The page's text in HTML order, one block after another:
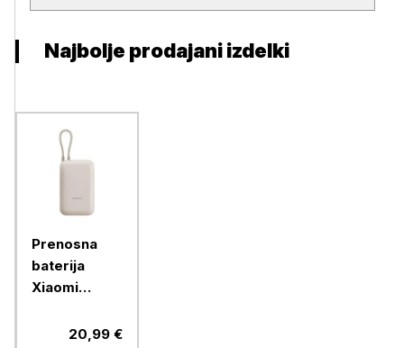
Najbolje prodajani izdelki
Prenosna
baterija
Xiaomi
max 22,5W
20,99 €